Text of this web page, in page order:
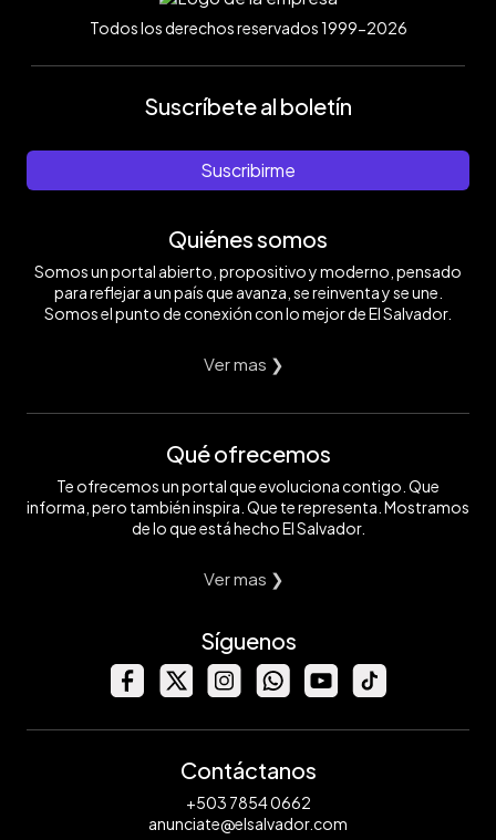
Todos los derechos reservados 1999-2026
Suscríbete al boletín
Suscribirme
Quiénes somos
Somos un portal abierto, propositivo y moderno, pensado
para reflejar a un país que avanza, se reinventa y se une.
Somos el punto de conexión con lo mejor de El Salvador.
Ver mas ❯
Qué ofrecemos
Te ofrecemos un portal que evoluciona contigo. Que
informa, pero también inspira. Que te representa. Mostramos
de lo que está hecho El Salvador.
Ver mas ❯
Síguenos
Contáctanos
+503 7854 0662
anunciate@elsalvador.com